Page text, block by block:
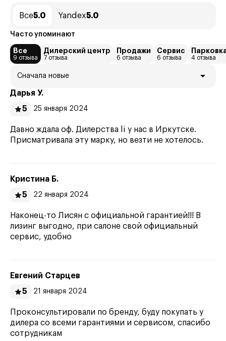
Все5.0 Yandex5.0
Часто упоминают
Все
9 отзыва
Дилерский центр
7 отзыва
Продажи
6 отзыва
Сервис
6 отзыва 4 отзыва
Сначала новые
Дарья У.
5
25 января 2024
Давно ждала оф. Дилерства li у нас в Иркутске.
Присматривала эту марку, но везти не хотелось.
Кристина Б.
5
22 января 2024
Наконец-то Лисян с официальной гарантией!!! В
лизинг выгодно, при салоне свой официальный
сервис, удобно
Евгений Старцев
5
21 января 2024
Проконсультировали по бренду, буду покупать у
дилера со всеми гарантиями и сервисом, спасибо
сотрудникам